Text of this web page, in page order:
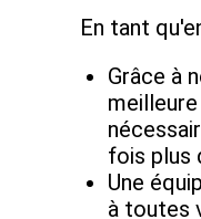
En tant
Grâce à
fois plus
Une
à toutes